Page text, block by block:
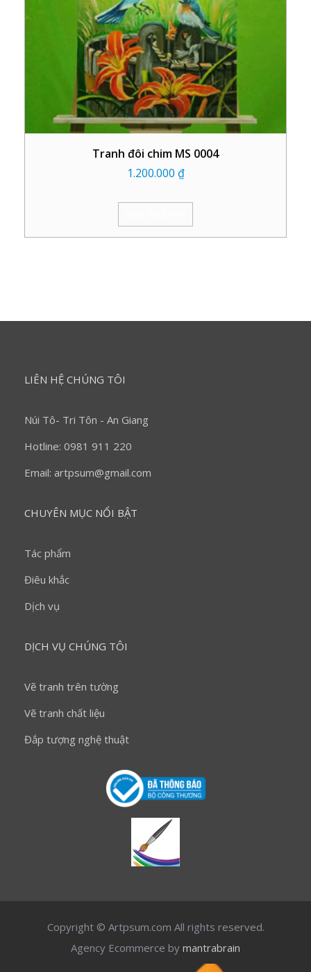
Tranh đôi chim MS 0004
1.200.000 ₫
LIÊN HỆ CHÚNG TÔI
Núi Tô- Tri Tôn - An Giang
Hotline: 0981 911 220
Email: artpsum@gmail.com
CHUYÊN MỤC NỔI BẬT
Tác phẩm
Điêu khắc
Dịch vụ
DỊCH VỤ CHÚNG TÔI
Vẽ tranh trên tường
Vẽ tranh chất liệu
Đắp tượng nghệ thuật
Copyright © Artpsum.com All rights reserved.
Agency Ecommerce by mantrabrain